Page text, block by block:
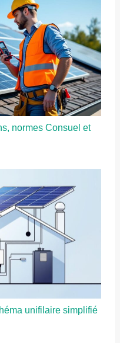
normes Consuel et
unifilaire simplifié